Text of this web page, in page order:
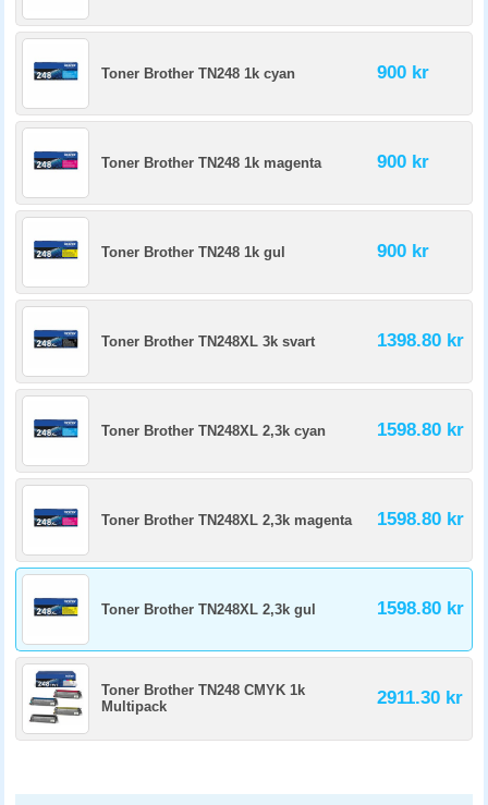
Toner Brother TN248 1k cyan 900 kr
Toner Brother TN248 1k magenta 900 kr
Toner Brother TN248 1k gul 900 kr
Toner Brother TN248XL 3k svart 1398.80 kr
Toner Brother TN248XL 2,3k cyan 1598.80 kr
Toner Brother TN248XL 2,3k magenta 1598.80 kr
Toner Brother TN248XL 2,3k gul 1598.80 kr
Toner Brother TN248 CMYK 1k
Multipack
2911.30 kr